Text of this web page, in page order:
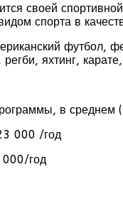
своей
спорта в
футбол,
яхтинг,
в среднем
000 /год
000/год